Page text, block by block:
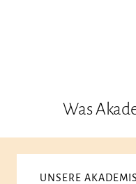
Was
UNSERE